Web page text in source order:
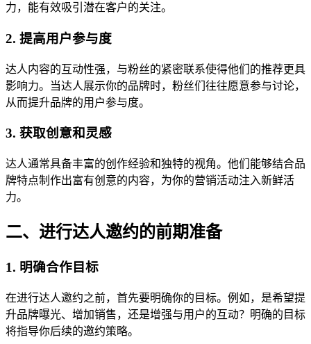
力，能有效吸引潜在客户的关注。
2. 提高用户参与度
达人内容的互动性强，与粉丝的紧密联系使得他们的推荐更具
影响力。当达人展示你的品牌时，粉丝们往往愿意参与讨论，
从而提升品牌的用户参与度。
3. 获取创意和灵感
达人通常具备丰富的创作经验和独特的视角。他们能够结合品
牌特点制作出富有创意的内容，为你的营销活动注入新鲜活
力。
二、进行达人邀约的前期准备
1. 明确合作目标
在进行达人邀约之前，首先要明确你的目标。例如，是希望提
升品牌曝光、增加销售，还是增强与用户的互动？明确的目标
将指导你后续的邀约策略。